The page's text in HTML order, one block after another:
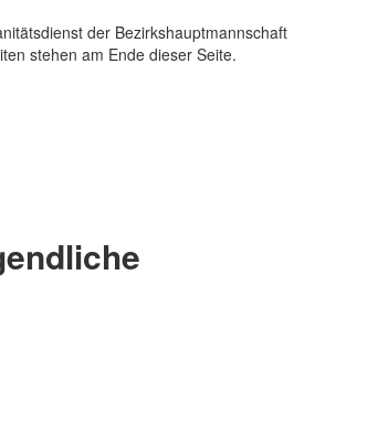
der Bezirkshauptmannschaft
stehen am Ende dieser Seite.